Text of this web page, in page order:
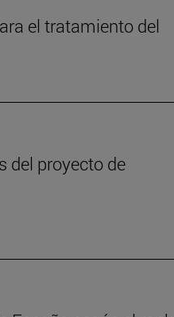
el tratamiento del
del proyecto de